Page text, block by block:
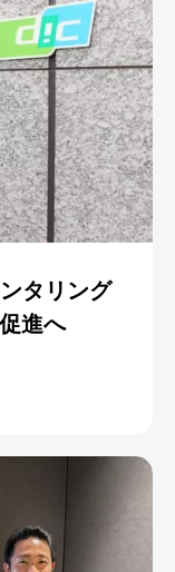
タリング
進へ